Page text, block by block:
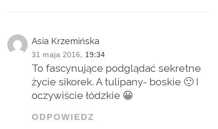
Asia Krzemińska
31 maja 2016, 19:34
To fascynujące podglądać sekretne
życie sikorek. A tulipany- boskie 🙂 I
oczywiście łódzkie 😀
ODPOWIEDZ